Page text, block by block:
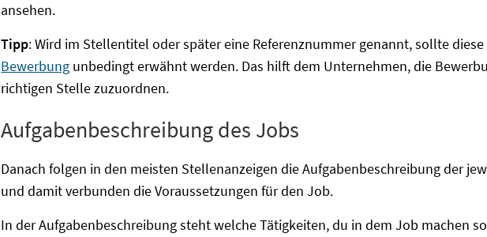
ansehen.
Tipp: Wird im Stellentitel oder später eine Referenznummer genannt, sollte
Bewerbung unbedingt erwähnt werden. Das hilft dem Unternehmen, die
richtigen Stelle zuzuordnen.
Aufgabenbeschreibung des Jobs
Danach folgen in den meisten Stellenanzeigen die Aufgabenbeschreibung der
und damit verbunden die Voraussetzungen für den Job.
In der Aufgabenbeschreibung steht welche Tätigkeiten, du in dem Job machen